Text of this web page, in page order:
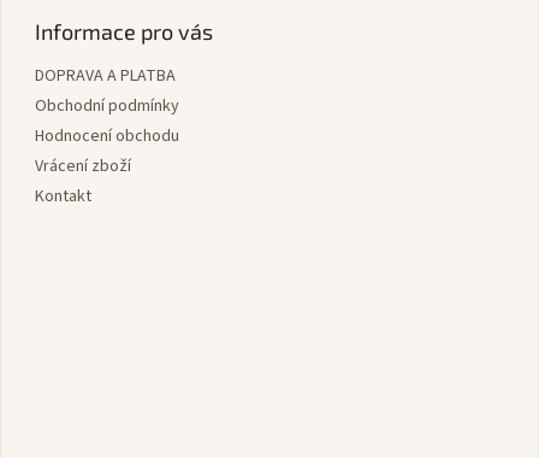
Informace pro vás
DOPRAVA A PLATBA
Obchodní podmínky
Hodnocení obchodu
Vrácení zboží
Kontakt